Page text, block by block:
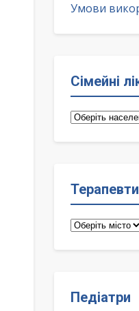
Умови
Сімейні
Сімейні
Терапевти
Терапевти
Педіатри